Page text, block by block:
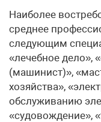
Наиболее
среднее
следующим
«лечебное дело»,
(машинист)»,
хозяйства»,
обслуживанию
«судовождение»,